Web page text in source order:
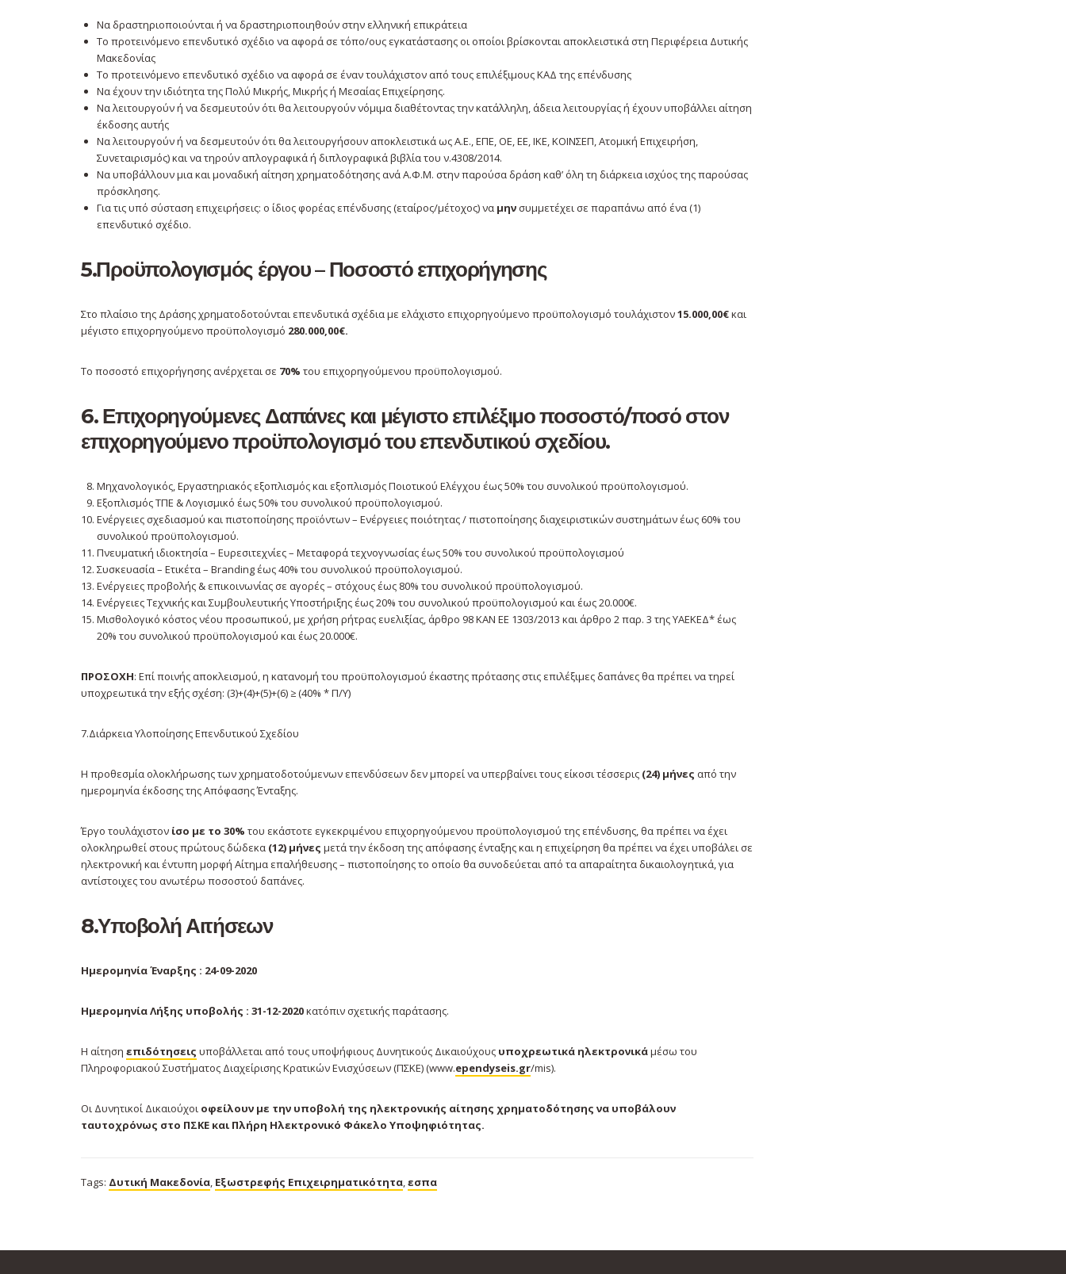
Να δραστηριοποιούνται ή να δραστηριοποιηθούν στην ελληνική επικράτεια
Το προτεινόμενο επενδυτικό σχέδιο να αφορά σε τόπο/ους εγκατάστασης οι οποίοι βρίσκονται αποκλειστικά στη Περιφέρεια Δυτικής
Μακεδονίας
Το προτεινόμενο επενδυτικό σχέδιο να αφορά σε έναν τουλάχιστον από τους επιλέξιμους ΚΑΔ της επένδυσης
Nα έχουν την ιδιότητα της Πολύ Μικρής, Μικρής ή Μεσαίας Επιχείρησης.
Nα λειτουργούν ή να δεσμευτούν ότι θα λειτουργούν νόμιμα διαθέτοντας την κατάλληλη, άδεια λειτουργίας ή έχουν υποβάλλει αίτηση
έκδοσης αυτής
Να λειτουργούν ή να δεσμευτούν ότι θα λειτουργήσουν αποκλειστικά ως Α.Ε., ΕΠΕ, ΟΕ, ΕΕ, ΙΚΕ, ΚΟΙΝΣΕΠ, Ατομική Επιχειρήση,
Συνεταιρισμός) και να τηρούν απλογραφικά ή διπλογραφικά βιβλία του ν.4308/2014.
Να υποβάλλουν μια και μοναδική αίτηση χρηματοδότησης ανά Α.Φ.Μ. στην παρούσα δράση καθ’ όλη τη διάρκεια ισχύος της παρούσας
πρόσκλησης.
Για τις υπό σύσταση επιχειρήσεις: ο ίδιος φορέας επένδυσης (εταίρος/μέτοχος) να μηνσυμμετέχει σε παραπάνω από ένα (1)
επενδυτικό σχέδιο.
5.Προϋπολογισμός έργου – Ποσοστό επιχορήγησης
Στο πλαίσιο της Δράσης χρηματοδοτούνται επενδυτικά σχέδια με ελάχιστο επιχορηγούμενο προϋπολογισμό τουλάχιστον15.000,00€και
μέγιστο επιχορηγούμενο προϋπολογισμό 280.000,00€.
Το ποσοστό επιχορήγησης ανέρχεται σε 70% του επιχορηγούμενου προϋπολογισμού.
6. Επιχορηγούμενες Δαπάνες και μέγιστο επιλέξιμο ποσοστό/ποσό στον
επιχορηγούμενο προϋπολογισμό του επενδυτικού σχεδίου.
Μηχανολογικός, Εργαστηριακός εξοπλισμός και εξοπλισμός Ποιοτικού Ελέγχου έως 50% του συνολικού προϋπολογισμού.
Εξοπλισμός ΤΠΕ & Λογισμικό έως 50% του συνολικού προϋπολογισμού.
Ενέργειες σχεδιασμού και πιστοποίησης προϊόντων – Ενέργειες ποιότητας / πιστοποίησης διαχειριστικών συστημάτων έως 60% του
συνολικού προϋπολογισμού.
Πνευματική ιδιοκτησία – Ευρεσιτεχνίες – Μεταφορά τεχνογνωσίας έως 50% του συνολικού προϋπολογισμού
Συσκευασία – Ετικέτα – Branding έως 40% του συνολικού προϋπολογισμού.
Ενέργειες προβολής & επικοινωνίας σε αγορές – στόχους έως 80% του συνολικού προϋπολογισμού.
Ενέργειες Τεχνικής και Συμβουλευτικής Υποστήριξης έως 20% του συνολικού προϋπολογισμού και έως 20.000€.
Μισθολογικό κόστος νέου προσωπικού, με χρήση ρήτρας ευελιξίας, άρθρο 98 ΚΑΝ ΕΕ 1303/2013 και άρθρο 2 παρ. 3 της ΥΑΕΚΕΔ* έως
20% του συνολικού προϋπολογισμού και έως 20.000€.
ΠΡΟΣΟΧΗ: Επί ποινής αποκλεισμού, η κατανομή του προϋπολογισμού έκαστης πρότασης στις επιλέξιμες δαπάνες θα πρέπει να τηρεί
υποχρεωτικά την εξής σχέση: (3)+(4)+(5)+(6) ≥ (40% * Π/Υ)
7.Διάρκεια Υλοποίησης Επενδυτικού Σχεδίου
Η προθεσμία ολοκλήρωσης των χρηματοδοτούμενων επενδύσεων δεν μπορεί να υπερβαίνει τους είκοσι τέσσερις (24) μήνες από την
ημερομηνία έκδοσης της Απόφασης Ένταξης.
Έργο τουλάχιστον ίσο με το 30% του εκάστοτε εγκεκριμένου επιχορηγούμενου προϋπολογισμού της επένδυσης, θα πρέπει να έχει
ολοκληρωθεί στους πρώτους δώδεκα (12) μήνες μετά την έκδοση της απόφασης ένταξης και η επιχείρηση θα πρέπει να έχει υποβάλει σε
ηλεκτρονική και έντυπη μορφή Αίτημα επαλήθευσης – πιστοποίησης το οποίο θα συνοδεύεται από τα απαραίτητα δικαιολογητικά, για
αντίστοιχες του ανωτέρω ποσοστού δαπάνες.
8.Υποβολή Αιτήσεων
Ημερομηνία Έναρξης : 24-09-2020
Ημερομηνία Λήξης υποβολής : 31-12-2020κατόπιν σχετικής παράτασης.
Η αίτηση επιδότησεις υποβάλλεται από τους υποψήφιους Δυνητικούς Δικαιούχους υποχρεωτικά ηλεκτρονικάμέσω του
Πληροφοριακού Συστήματος Διαχείρισης Κρατικών Ενισχύσεων (ΠΣΚΕ) (www.ependyseis.gr/mis).
Οι Δυνητικοί Δικαιούχοι οφείλουν με την υποβολή της ηλεκτρονικής αίτησης χρηματοδότησης να υποβάλουν
ταυτοχρόνως στο ΠΣΚΕ και Πλήρη Ηλεκτρονικό Φάκελο Υποψηφιότητας.
Tags: Δυτική Μακεδονία, Εξωστρεφής Επιχειρηματικότητα,εσπα